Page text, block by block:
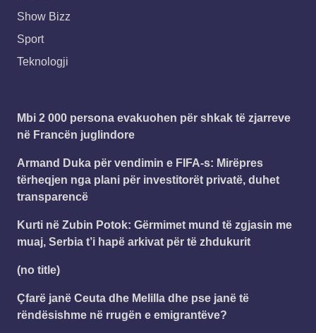
Show Bizz
Sport
Teknologji
Mbi 2 000 persona evakuohen për shkak të zjarreve
në Francën juglindore
Armand Duka për vendimin e FIFA-s: Mirëpres
tërheqjen nga plani për investitorët privatë, duhet
transparencë
Kurti në Zubin Potok: Gërmimet mund të zgjasin me
muaj, Serbia t’i hapë arkivat për të zhdukurit
(no title)
Çfarë janë Ceuta dhe Melilla dhe pse janë të
rëndësishme në rrugën e emigrantëve?